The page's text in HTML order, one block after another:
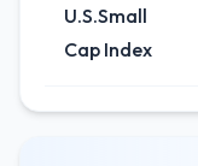
U.S.Small
Cap Index